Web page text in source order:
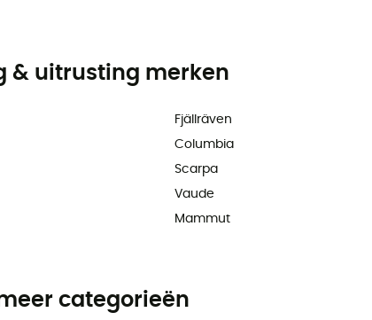
& uitrusting merken
Fjällräven
Columbia
Scarpa
Vaude
Mammut
categorieën